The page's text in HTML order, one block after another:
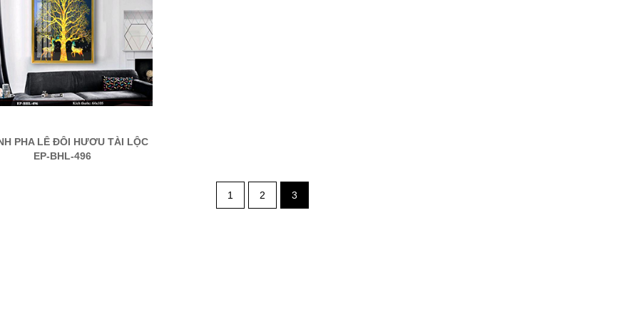
PHA LÊ ĐÔI HƯƠU TÀI LỘC
EP-BHL-496
1 2 3